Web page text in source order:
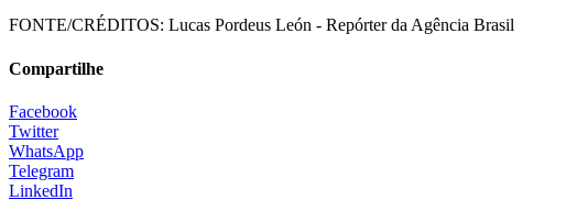
FONTE/CRÉDITOS: Lucas Pordeus León - Repórter da Agência Brasil
Compartilhe
Facebook
Twitter
WhatsApp
Telegram
LinkedIn